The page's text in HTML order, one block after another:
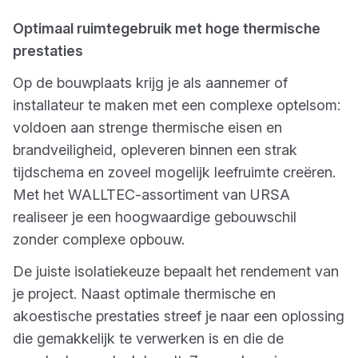
Optimaal ruimtegebruik met hoge thermische
prestaties
Op de bouwplaats krijg je als aannemer of
installateur te maken met een complexe optelsom:
voldoen aan strenge thermische eisen en
brandveiligheid, opleveren binnen een strak
tijdschema en zoveel mogelijk leefruimte creëren.
Met het WALLTEC-assortiment van URSA
realiseer je een hoogwaardige gebouwschil
zonder complexe opbouw.
De juiste isolatiekeuze bepaalt het rendement van
je project. Naast optimale thermische en
akoestische prestaties streef je naar een oplossing
die gemakkelijk te verwerken is en die de